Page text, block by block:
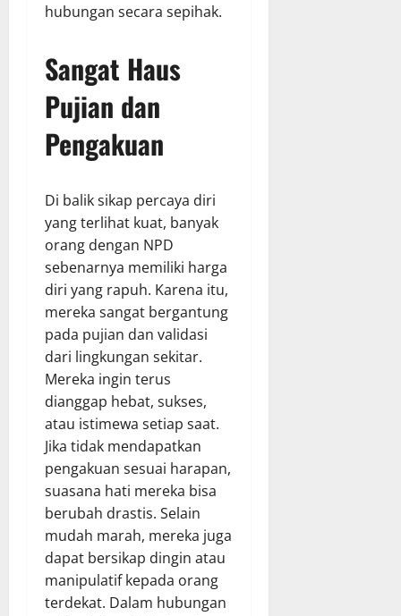
hubungan secara sepihak.
Sangat Haus
Pujian dan
Pengakuan
Di balik sikap percaya diri
yang terlihat kuat, banyak
orang dengan NPD
sebenarnya memiliki harga
diri yang rapuh. Karena itu,
mereka sangat bergantung
pada pujian dan validasi
dari lingkungan sekitar.
Mereka ingin terus
dianggap hebat, sukses,
atau istimewa setiap saat.
Jika tidak mendapatkan
pengakuan sesuai harapan,
suasana hati mereka bisa
berubah drastis. Selain
mudah marah, mereka juga
dapat bersikap dingin atau
manipulatif kepada orang
terdekat. Dalam hubungan